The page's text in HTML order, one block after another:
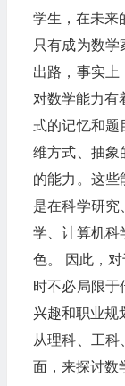
学生，在未来
只有成为数
出路，事实
对数学能力有
式的记忆和题
维方式、抽象
的能力。这
是在科学研
学、计算机科
色。 因此，
时不必局限于
兴趣和职业规
从理科、工
面，来探讨数